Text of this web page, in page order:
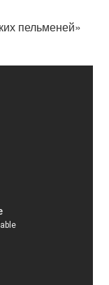
пельменей»